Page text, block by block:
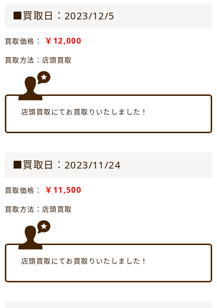
■買取日：2023/12/5
買取価格： ￥12,000
買取方法：店頭買取
店頭買取にてお買取りいたしました！
■買取日：2023/11/24
買取価格： ￥11,500
買取方法：店頭買取
店頭買取にてお買取りいたしました！